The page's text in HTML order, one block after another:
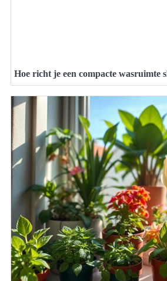
Hoe richt je een compacte wasruimte